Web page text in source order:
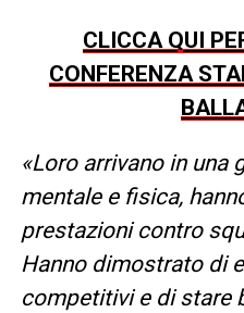
CLICCA QUI
CONFERENZA
«Loro arrivano in una
mentale e fisica,
prestazioni contro
Hanno dimostrato di
competitivi e di stare